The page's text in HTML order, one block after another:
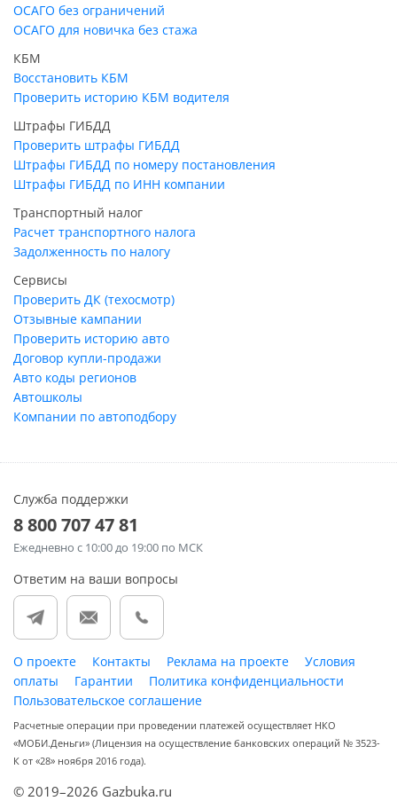
ОСАГО без ограничений
ОСАГО для новичка без стажа
КБМ
Восстановить КБМ
Проверить историю КБМ водителя
Штрафы ГИБДД
Проверить штрафы ГИБДД
Штрафы ГИБДД по номеру постановления
Штрафы ГИБДД по ИНН компании
Транспортный налог
Расчет транспортного налога
Задолженность по налогу
Сервисы
Проверить ДК (техосмотр)
Отзывные кампании
Проверить историю авто
Договор купли-продажи
Авто коды регионов
Автошколы
Компании по автоподбору
Служба поддержки
8 800 707 47 81
Ежедневно с 10:00 до 19:00 по МСК
Ответим на ваши вопросы
О проекте Контакты Реклама на проекте
Условия
оплаты
Гарантии
Политика конфиденциальности
Пользовательское соглашение
Расчетные операции при проведении платежей осуществляет НКО
«МОБИ.Деньги» (Лицензия на осуществление банковских операций № 3523-
К от «28» ноября 2016 года).
© 2019–2026 Gazbuka.ru